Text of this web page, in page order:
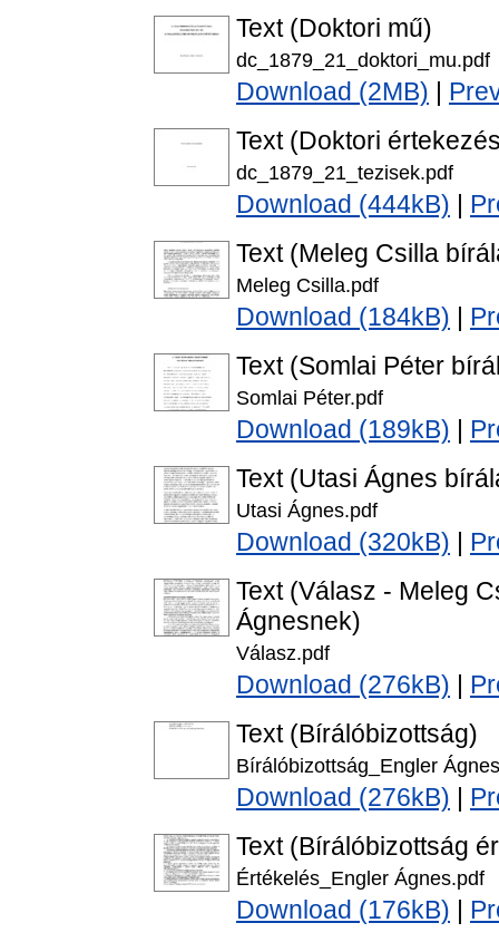
Text (Doktori mű)
dc_1879_21_doktori_mu.pdf
Download (2MB)
Text (Doktori
dc_1879_21_tezisek.pdf
Download (444kB)
Text (Meleg Csilla
Meleg Csilla.pdf
Download (184kB)
Text (Somlai Péter
Somlai Péter.pdf
Download (189kB)
Text (Utasi Ágnes
Utasi Ágnes.pdf
Download (320kB)
Text (Válasz - Meleg
Ágnesnek)
Válasz.pdf
Download (276kB)
Text (Bírálóbizottság)
Bírálóbizottság_Engler
Download (276kB)
Text (Bírálóbizottság
Értékelés_Engler Ágnes.pdf
Download (176kB)